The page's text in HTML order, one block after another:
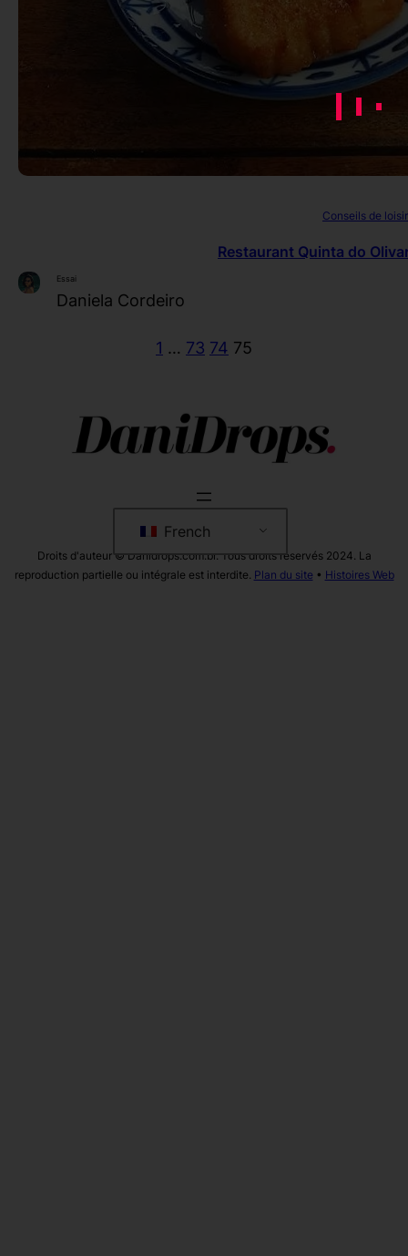
Conseils de
Restaurant Quinta do
Essai
Daniela Cordeiro
1 … 73 74 75
French
Droits d'auteur © Danidrops.com.br. Tous droits réservés 2024. La
reproduction partielle ou intégrale est interdite. Plan du site • Histoires Web